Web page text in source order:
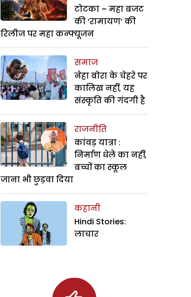
टोटका – महा बजट
की ‘रामायण’ की
रिलीज पर महा कन्फ्यूजन
समाज
नेहा बोरा के चेहरे पर
कालिख नहीं, यह
संस्कृति की गंदगी है
राजनीति
कांवड़ यात्रा :
निर्माण धेले का नहीं,
बच्चों का स्कूल
जाना भी छुड़वा दिया
कहानी
Hindi Stories:
लाचार